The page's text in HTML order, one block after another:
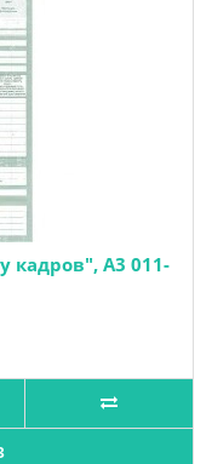
кадров", А3 011-